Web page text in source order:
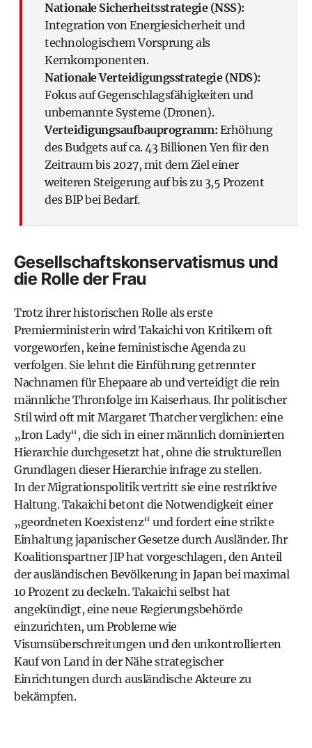
Nationale Sicherheitsstrategie (NSS):
Integration von Energiesicherheit und
technologischem Vorsprung als
Kernkomponenten.
Nationale Verteidigungsstrategie (NDS):
Fokus auf Gegenschlagsfähigkeiten und
unbemannte Systeme (Dronen).
Verteidigungsaufbauprogramm: Erhöhung
des Budgets auf ca. 43 Billionen Yen für den
Zeitraum bis 2027, mit dem Ziel einer
weiteren Steigerung auf bis zu 3,5 Prozent
des BIP bei Bedarf.
Gesellschaftskonservatismus und
die Rolle der Frau
Trotz ihrer historischen Rolle als erste
Premierministerin wird Takaichi von Kritikern oft
vorgeworfen, keine feministische Agenda zu
verfolgen. Sie lehnt die Einführung getrennter
Nachnamen für Ehepaare ab und verteidigt die rein
männliche Thronfolge im Kaiserhaus. Ihr politischer
Stil wird oft mit Margaret Thatcher verglichen: eine
„Iron Lady“, die sich in einer männlich dominierten
Hierarchie durchgesetzt hat, ohne die strukturellen
Grundlagen dieser Hierarchie infrage zu stellen.
In der Migrationspolitik vertritt sie eine restriktive
Haltung. Takaichi betont die Notwendigkeit einer
„geordneten Koexistenz“ und fordert eine strikte
Einhaltung japanischer Gesetze durch Ausländer. Ihr
Koalitionspartner JIP hat vorgeschlagen, den Anteil
der ausländischen Bevölkerung in Japan bei maximal
10 Prozent zu deckeln. Takaichi selbst hat
angekündigt, eine neue Regierungsbehörde
einzurichten, um Probleme wie
Visumsüberschreitungen und den unkontrollierten
Kauf von Land in der Nähe strategischer
Einrichtungen durch ausländische Akteure zu
bekämpfen.